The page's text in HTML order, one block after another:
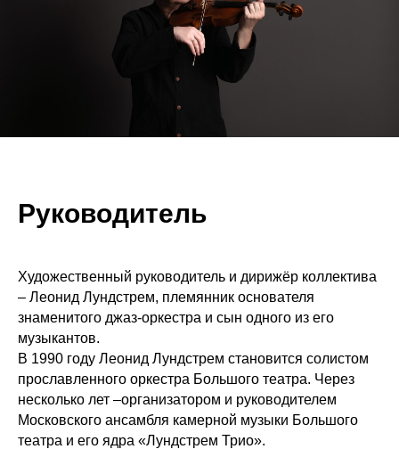
Руководитель
Художественный руководитель и дирижёр коллектива
– Леонид Лундстрем, племянник основателя
знаменитого джаз-оркестра и сын одного из его
музыкантов.
В 1990 году Леонид Лундстрем становится солистом
прославленного оркестра Большого театра. Через
несколько лет –организатором и руководителем
Московского ансамбля камерной музыки Большого
театра и его ядра «Лундстрем Трио».